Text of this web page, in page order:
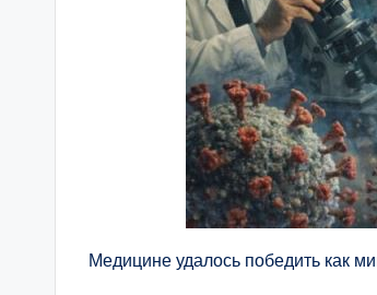
Медицине удалось победить как